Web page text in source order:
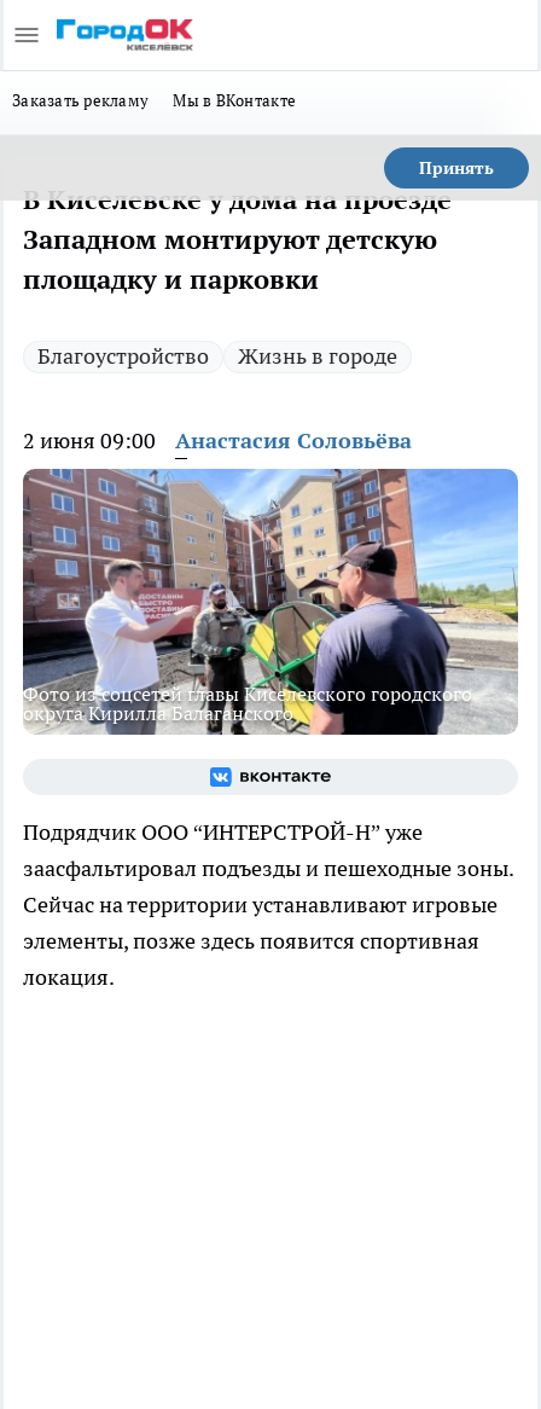
Заказать рекламу Мы в ВКонтакте
Принять
В Киселевске у дома на проезде
Западном монтируют детскую
площадку и парковки
Благоустройство Жизнь в городе
2 июня 09:00 Анастасия Соловьёва
Фото из соцсетей главы Киселевского городского
округа Кирилла Балаганского
Подрядчик ООО “ИНТЕРСТРОЙ-Н” уже
заасфальтировал подъезды и пешеходные зоны.
Сейчас на территории устанавливают игровые
элементы, позже здесь появится спортивная
локация.